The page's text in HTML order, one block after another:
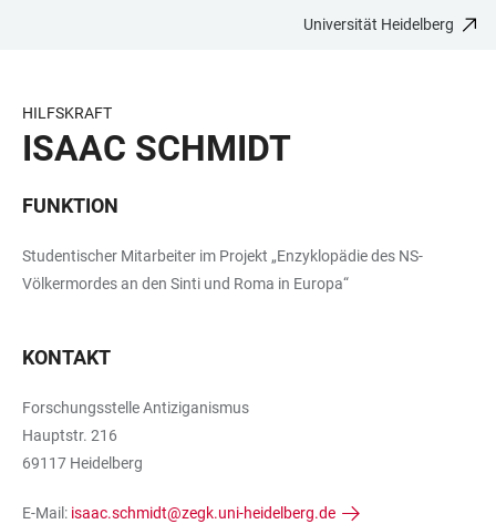
BARRIEREFREIHEIT
Universität Heidelberg
HILFSKRAFT
ISAAC SCHMIDT
FUNKTION
Studentischer Mitarbeiter im Projekt „Enzyklopädie des NS-
Völkermordes an den Sinti und Roma in Europa“
KONTAKT
Forschungsstelle Antiziganismus
Hauptstr. 216
69117 Heidelberg
E-Mail: isaac.schmidt@zegk.uni-heidelberg.de